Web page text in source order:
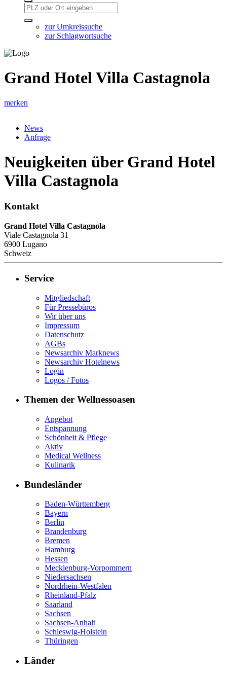
zur Umkreissuche
zur Schlagwortsuche
Grand Hotel Villa Castagnola
merken
News
Anfrage
Neuigkeiten über Grand Hotel
Villa Castagnola
Kontakt
Grand Hotel Villa Castagnola
Viale Castagnola 31
6900 Lugano
Schweiz
Service
Mitgliedschaft
Für Pressebüros
Wir über uns
Impressum
Datenschutz
AGBs
Newsarchiv Marknews
Newsarchiv Hotelnews
Login
Logos / Fotos
Themen der Wellnessoasen
Angebot
Entspannung
Schönheit & Pflege
Aktiv
Medical Wellness
Kulinarik
Bundesländer
Baden-Württemberg
Bayern
Berlin
Brandenburg
Bremen
Hamburg
Hessen
Mecklenburg-Vorpommern
Niedersachsen
Nordrhein-Westfalen
Rheinland-Pfalz
Saarland
Sachsen
Sachsen-Anhalt
Schleswig-Holstein
Thüringen
Länder